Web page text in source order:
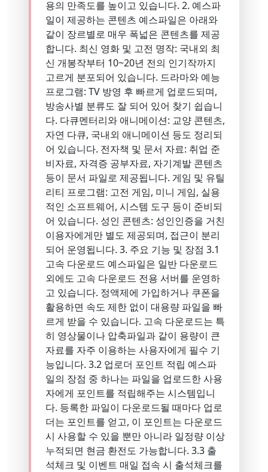
용의 만족도를 높이고 있습니다. 2. 예스파
일이 제공하는 콘텐츠 예스파일은 아래와
같이 장르별로 매우 폭넓은 콘텐츠를 제공
합니다. 최신 영화 및 고전 명작: 국내외 최
신 개봉작부터 10~20년 전의 인기작까지
고르게 분포되어 있습니다. 드라마와 예능
프로그램: TV 방영 후 빠르게 업로드되며,
방송사별 분류도 잘 되어 있어 찾기 쉽습니
다. 다큐멘터리와 애니메이션: 교양 콘텐츠,
자연 다큐, 국내외 애니메이션 등도 정리되
어 있습니다. 전자책 및 문서 자료: 취업 준
비자료, 자격증 공부자료, 자기계발 콘텐츠
등이 문서 파일로 제공됩니다. 게임 및 유틸
리티 프로그램: 고전 게임, 미니 게임, 실용
적인 소프트웨어, 시스템 도구 등이 준비되
어 있습니다. 성인 콘텐츠: 성인인증을 거친
이용자에게만 별도 제공되며, 접근이 분리
되어 운영됩니다. 3. 주요 기능 및 장점 3.1
고속 다운로드 예스파일은 일반 다운로드
외에도 고속 다운로드 전용 서버를 운영하
고 있습니다. 정액제에 가입하거나 쿠폰을
활용하면 속도 제한 없이 대용량 파일을 빠
르게 받을 수 있습니다. 고속 다운로드는 특
히 영상물이나 압축파일과 같이 용량이 큰
자료를 자주 이용하는 사용자에게 필수 기
능입니다. 3.2 업로더 포인트 적립 예스파
일의 장점 중 하나는 파일을 업로드한 사용
자에게 포인트를 적립해주는 시스템입니
다. 등록한 파일이 다운로드될 때마다 업로
더는 포인트를 얻고, 이 포인트는 다운로드
시 사용할 수 있을 뿐만 아니라 일정량 이상
누적되면 현금 환전도 가능합니다. 3.3 출
석체크 및 이벤트 매일 접속 시 출석체크를